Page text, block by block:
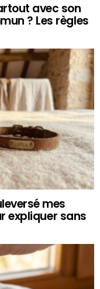
avec son
? Les règles
mes
expliquer sans